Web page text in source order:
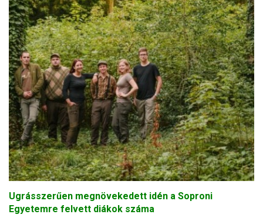
Ugrásszerűen megnövekedett idén a Soproni
Egyetemre felvett diákok száma